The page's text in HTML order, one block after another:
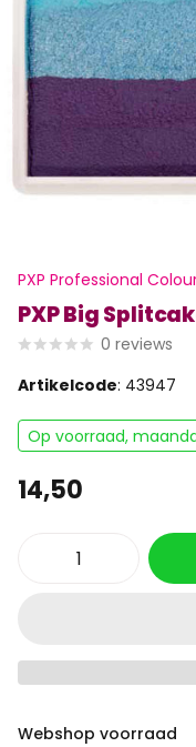
PXP Professional
PXP Big
0 reviews
Artikelcode: 43947
Op voorraad,
14,50
Webshop voorraad